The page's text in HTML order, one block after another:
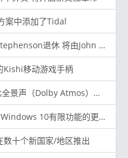
案中添加了Tidal
退休 将由John Stankey接任
Kishi移动游戏手柄
声（Dolby Atmos）款待
10有限功能的更新
十个新国家/地区推出